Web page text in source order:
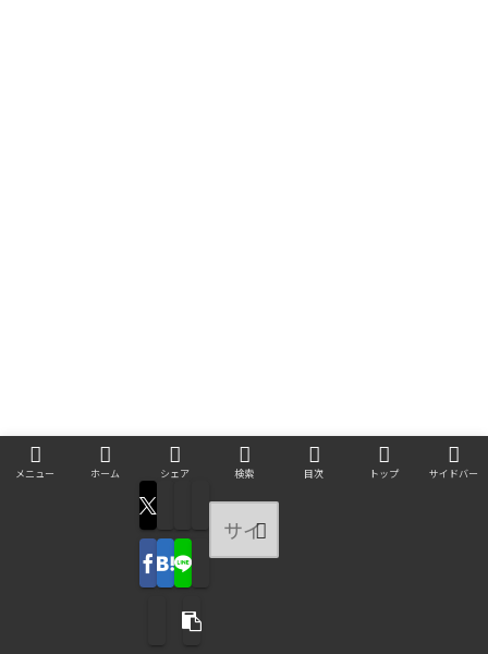
お金がない時にありがちな、貧困による異常
メニュー ホーム シェア 検索 目次 トップ サイドバー